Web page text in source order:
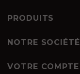
PRODUITS
NOTRE SOCIÉTÉ
VOTRE COMPTE